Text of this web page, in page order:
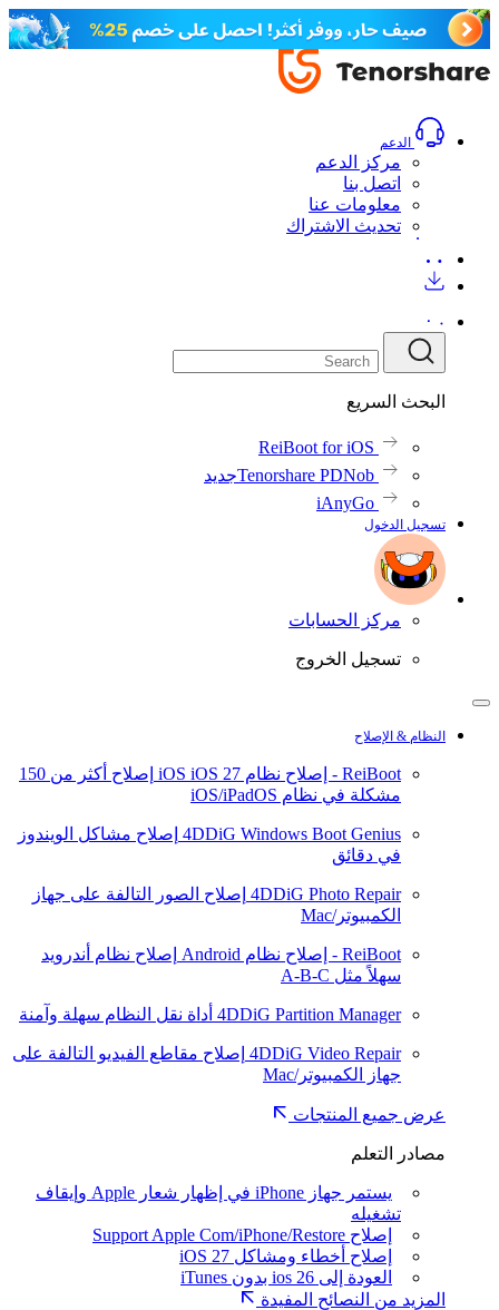
الدعم
مركز الدعم
اتصل بنا
معلومات عنا
تحديث الاشتراك
البحث السريع
ReiBoot for iOS
Tenorshare PDNobجديد
iAnyGo
تسجيل الدخول
مركز الحسابات
تسجيل الخروج
النظام & الإصلاح
ReiBoot - إصلاح نظام iOS iOS 27
إصلاح أكثر من 150
مشكلة في نظام iOS/iPadOS
4DDiG Windows Boot Genius إصلاح مشاكل الويندوز
في دقائق
4DDiG Photo Repair إصلاح الصور التالفة على جهاز
الكمبيوتر/Mac
ReiBoot - إصلاح نظام Android
إصلاح نظام أندرويد
سهلاً مثل A-B-C
4DDiG Partition Manager أداة نقل النظام سهلة وآمنة
4DDiG Video Repair إصلاح مقاطع الفيديو التالفة على
جهاز الكمبيوتر/Mac
عرض جميع المنتجات
مصادر التعلم
يستمر جهاز iPhone في إظهار شعار Apple وإيقاف
تشغيله
إصلاح Support Apple Com/iPhone/Restore
إصلاح أخطاء ومشاكل iOS 27
العودة إلى ios 26 بدون iTunes
المزيد من النصائح المفيدة